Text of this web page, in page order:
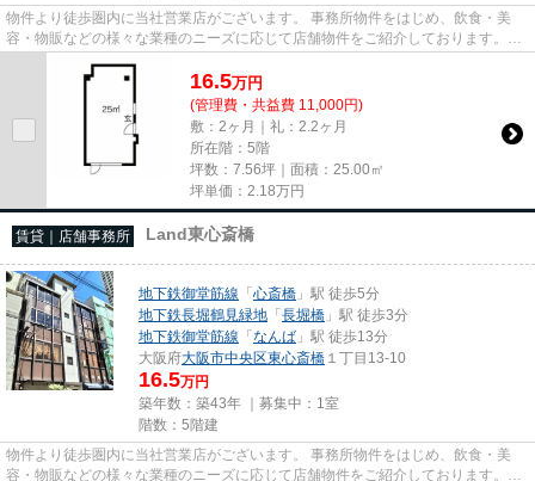
物件より徒歩圏内に当社営業店がございます。 事務所物件をはじめ、飲食・美
容・物販などの様々な業種のニーズに応じて店舗物件をご紹介しております。
尚、弊社ではおとり広告は一切...
16.5万円
(管理費・共益費 11,000円)
敷：2ヶ月｜礼：2.2ヶ月
所在階：5階
坪数：7.56坪｜面積：25.00㎡
坪単価： 2.18万円
賃貸｜店舗事務所 Land東心斎橋
地下鉄御堂筋線 「心斎橋 」駅 徒歩5分
地下鉄長堀鶴見緑地 「長堀橋 」駅 徒歩3分
地下鉄御堂筋線 「なんば 」駅 徒歩13分
大阪府大阪市中央区東心斎橋 １丁目13-10
16.5万円
築年数：築43年 ｜募集中： 1室
階数：5階建
物件より徒歩圏内に当社営業店がございます。 事務所物件をはじめ、飲食・美
容・物販などの様々な業種のニーズに応じて店舗物件をご紹介しております。